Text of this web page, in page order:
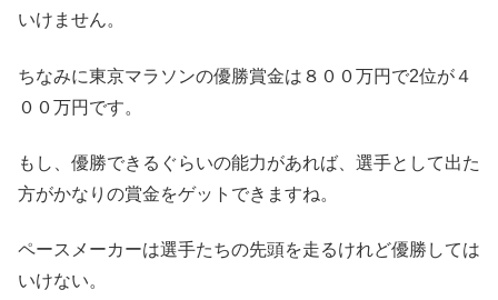
いけません。
ちなみに東京マラソンの優勝賞金は８００万円で2位が４
００万円です。
もし、優勝できるぐらいの能力があれば、選手として出た
方がかなりの賞金をゲットできますね。
ペースメーカーは選手たちの先頭を走るけれど優勝しては
いけない。